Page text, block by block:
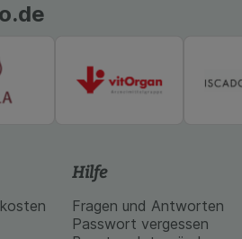
Hilfe
Fragen und Antworten
Passwort vergessen